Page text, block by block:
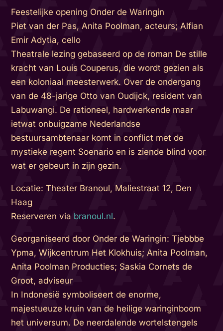
Feestelijke opening Onder de Waringin
Piet van der Pas, Anita Poolman, acteurs; Alfian
Emir Adytia, cello
Theatrale lezing gebaseerd op de roman De stille
kracht van Louis Couperus, die wordt gezien als
een koloniaal meesterwerk. Over de ondergang
van de 48-jarige Otto van Oudijck, resident van
Labuwangi. De rationeel, hardwerkende maar
ietwat onbuigzame Nederlandse
bestuursambtenaar komt in conflict met de
mystieke regent Soenario en is ziende blind voor
wat er gebeurt in zijn gezin.
Locatie: Theater Branoul, Maliestraat 12, Den
Haag
Reserveren via branoul.nl.
Georganiseerd door Onder de Waringin: Tjebbbe
Ypma, Wijkcentrum Het Klokhuis; Anita Poolman,
Anita Poolman Producties; Saskia Cornets de
Groot, adviseur
In Indonesië symboliseert de enorme,
majestueuze kruin van de heilige waringinboom
het universum. De neerdalende wortelstengels